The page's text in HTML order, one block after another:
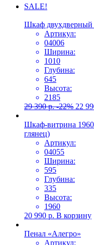
SALE!
Шкаф двухдверный
Артикул:
04006
Ширина:
1010
Глубина:
645
Высота:
2185
29 390р. -22% 22
Шкаф-витрина
глянец)
Артикул:
04055
Ширина:
595
Глубина:
335
Высота:
1960
20 990 р. В корзину
Пенал «Алегро»
Артикул: